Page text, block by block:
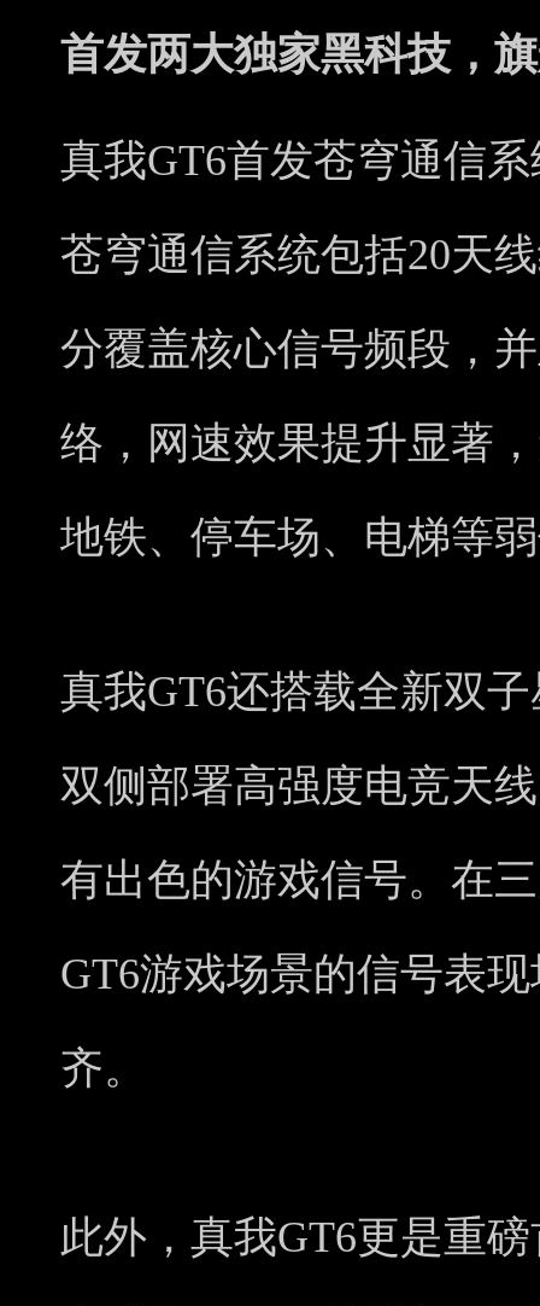
首发两大独家黑科技，
真我GT6首发苍穹通信
苍穹通信系统包括20天
分覆盖核心信号频段，
络，网速效果提升显著
地铁、停车场、电梯等
真我GT6还搭载全新双
双侧部署高强度电竞天
有出色的游戏信号。在
GT6游戏场景的信号表
齐。
此外，真我GT6更是重